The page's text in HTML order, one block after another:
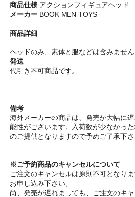
商品仕様 アクションフィギュアヘッド
メーカー BOOK MEN TOYS
商品詳細
ヘッドのみ、素体と服などは含みません
発送
代引き不可商品です。
備考
海外メーカーの商品は、発売が大幅に
能性がございます。入荷数が少なかっ
のご提供となりますので予めご了承下さ
※ご予約商品のキャンセルについて
ご注文のキャンセルは原則不可となり
お申し込み下さい。
尚、発売が遅れましても、ご注文のキ